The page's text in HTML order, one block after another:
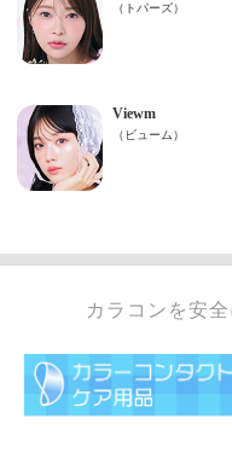
カラコンを安